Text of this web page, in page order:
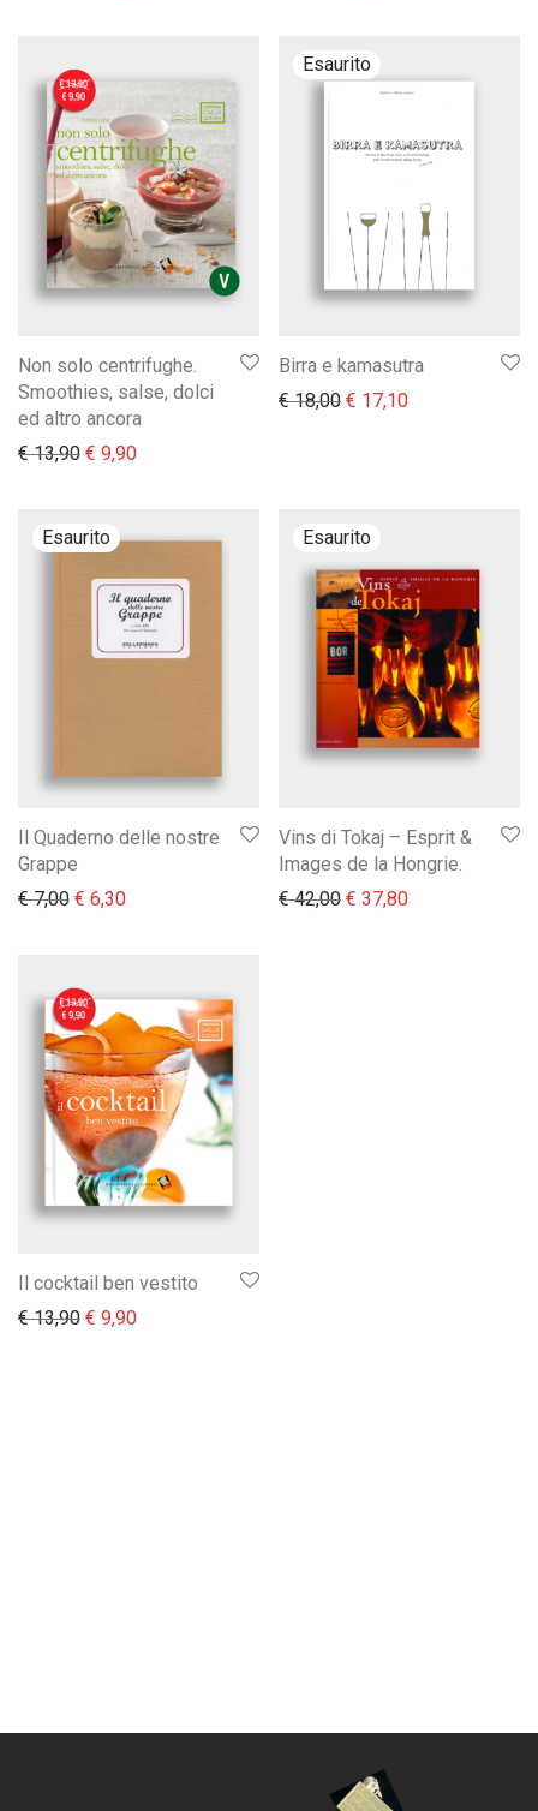
Non solo centrifughe.
Smoothies, salse, dolci
ed altro ancora
€13,90 Il prezzo originale era: € 13,90.
€ 9,90Il prezzo attuale è: € 9,90.
Birra e kamasutra
€18,00 Il prezzo originale era:
€ 17,10Il prezzo
Il Quaderno delle nostre
Grappe
€7,00 Il prezzo originale era: € 7,00.
€ 6,30Il prezzo attuale è: € 6,30.
Vins di Tokaj – Esprit &
Images de la Hongrie.
€42,00 Il prezzo originale era:
€ 37,80Il prezzo
Il cocktail ben vestito
€13,90 Il prezzo originale era: € 13,90.
€ 9,90Il prezzo attuale è: € 9,90.